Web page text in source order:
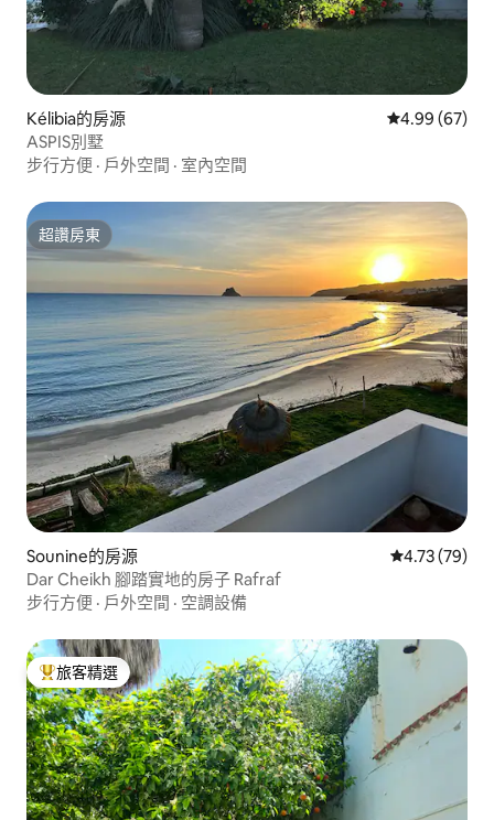
Kélibia的房源 從 67 則評價
4.99 (67)
ASPIS別墅
步行方便 · 戶外空間 · 室內空間
超讚房東
超讚房東
Sounine的房源 從 79 則評價
4.73 (79)
Dar Cheikh 腳踏實地的房子 Rafraf
步行方便 · 戶外空間 · 空調設備
旅客精選榜首
旅客精選